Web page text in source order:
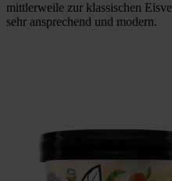
mittlerweile zur klassischen
sehr ansprechend und modern.